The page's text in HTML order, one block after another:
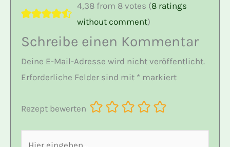
4,38 from 8 votes (8 ratings
without comment)
Schreibe einen Kommentar
Deine E-Mail-Adresse wird nicht veröffentlicht.
Erforderliche Felder sind mit * markiert
Rezept bewerten